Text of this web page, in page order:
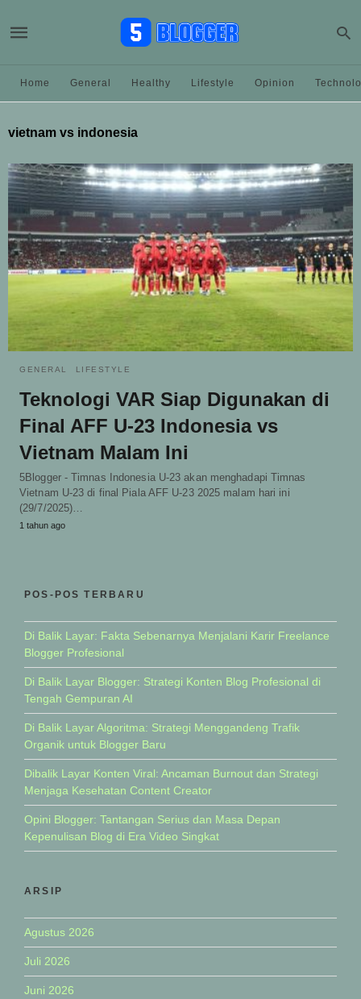
Home General Healthy Lifestyle Opinion
vietnam vs indonesia
GENERAL LIFESTYLE
Teknologi VAR Siap Digunakan di
Final AFF U-23 Indonesia vs
Vietnam Malam Ini
5Blogger - Timnas Indonesia U-23 akan menghadapi Timnas
Vietnam U-23 di final Piala AFF U-23 2025 malam hari ini
(29/7/2025)…
1 tahun ago
POS-POS TERBARU
Di Balik Layar: Fakta Sebenarnya Menjalani Karir Freelance
Blogger Profesional
Di Balik Layar Blogger: Strategi Konten Blog Profesional di
Tengah Gempuran AI
Di Balik Layar Algoritma: Strategi Menggandeng Trafik
Organik untuk Blogger Baru
Dibalik Layar Konten Viral: Ancaman Burnout dan Strategi
Menjaga Kesehatan Content Creator
Opini Blogger: Tantangan Serius dan Masa Depan
Kepenulisan Blog di Era Video Singkat
ARSIP
Agustus 2026
Juli 2026
Juni 2026